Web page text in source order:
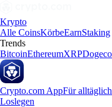
Krypto
Alle CoinsKörbeEarnStaking
Trends
BitcoinEthereumXRP
Crypto.com AppFür
Loslegen